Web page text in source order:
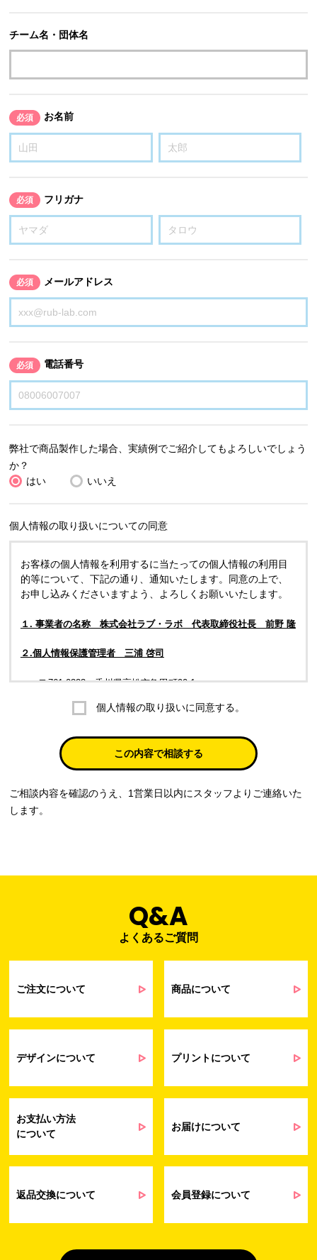
チーム名・団体名
必須 お名前
必須 フリガナ
必須 メールアドレス
必須 電話番号
弊社で商品製作した場合、実績例でご紹介してもよろしいでしょう
か？
はい
いいえ
個人情報の取り扱いについての同意
お客様の個人情報を利用するに当たっての個人情報の利用目
的等について、下記の通り、通知いたします。同意の上で、
お申し込みくださいますよう、よろしくお願いいたします。
１. 事業者の名称 株式会社ラブ・ラボ 代表取締役社長 前野 隆
２.個人情報保護管理者 三浦 啓司
〒761-0323 香川県高松市亀田町90-1
株式会社ラブ・ラボ
電話：087-847-2000
電子メール：info@rub-lab.com
３. 個人情報（保有個人データを含む）の利用目的
個人情報の利用目的
受発注業務
会員管理業務
（開示対象個人情
当社通信販売における受発注業務のため
事業活動における満足度、要望等に関す
るアンケート等の収集・分析・統計のため
せ業務に関するお取引先様との業務連絡や
弊社製品やサービスに関する情報、また
は営業およびマーケティング活動（セミナ
にお知らせするため
問い合わせへの対応のため
（開示対象個人情
お客様の作品紹介を通した販促活動のた
個人情報の取り扱いに同意する。
この内容で相談する
ご相談内容を確認のうえ、1営業日以内にスタッフよりご連絡いた
します。
Q&A
よくあるご質問
ご注文について 商品について
デザインについて プリントについて
お支払い方法
について
お届けについて
返品交換について 会員登録について